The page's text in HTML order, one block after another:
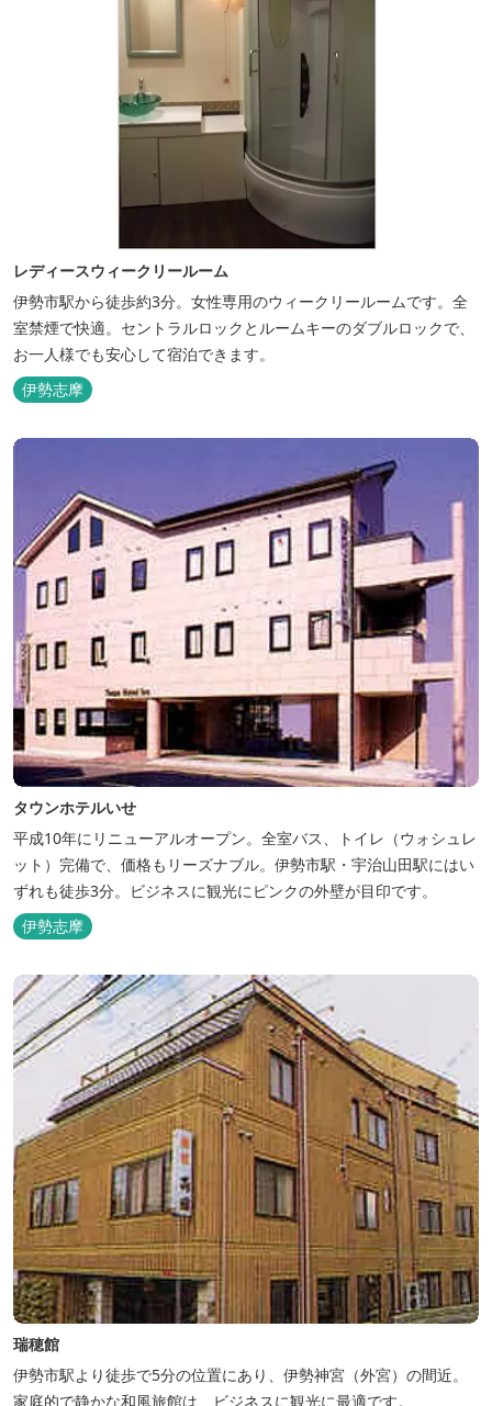
レディースウィークリールーム
伊勢市駅から徒歩約3分。女性専用のウィークリールームです。全
室禁煙で快適。セントラルロックとルームキーのダブルロックで、
お一人様でも安心して宿泊できます。
伊勢志摩
タウンホテルいせ
平成10年にリニューアルオープン。全室バス、トイレ（ウォシュレ
ット）完備で、価格もリーズナブル。伊勢市駅・宇治山田駅にはい
ずれも徒歩3分。ビジネスに観光にピンクの外壁が目印です。
伊勢志摩
瑞穂館
伊勢市駅より徒歩で5分の位置にあり、伊勢神宮（外宮）の間近。
家庭的で静かな和風旅館は、ビジネスに観光に最適です。